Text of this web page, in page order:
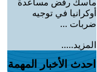
ماسك رفض مساعدة
أوكرانيا في توجيه
ضربات ...
المزيد.....
احدث الأخبار المهمة